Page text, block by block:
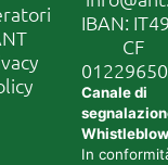
IBAN:
CF
Canale di
In